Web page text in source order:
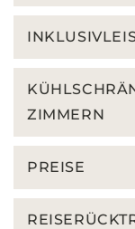
ZIMMERN
PREISE